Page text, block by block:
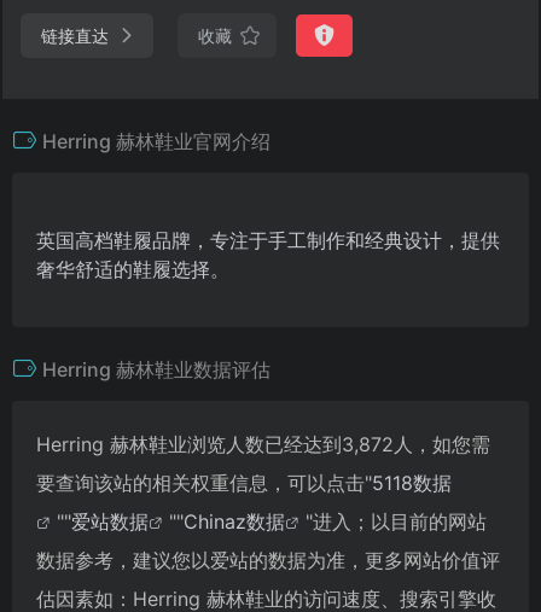
链接直达 收藏
Herring 赫林鞋业官网介绍
英国高档鞋履品牌，专注于手工制作和经典设计，提供
奢华舒适的鞋履选择。
Herring 赫林鞋业数据评估
Herring 赫林鞋业浏览人数已经达到3,872人，如您需
要查询该站的相关权重信息，可以点击"5118数据
""爱站数据 ""Chinaz数据
"进入；以目前的网站
数据参考，建议您以爱站的数据为准，更多网站价值评
估因素如：Herring 赫林鞋业的访问速度、搜索引擎收